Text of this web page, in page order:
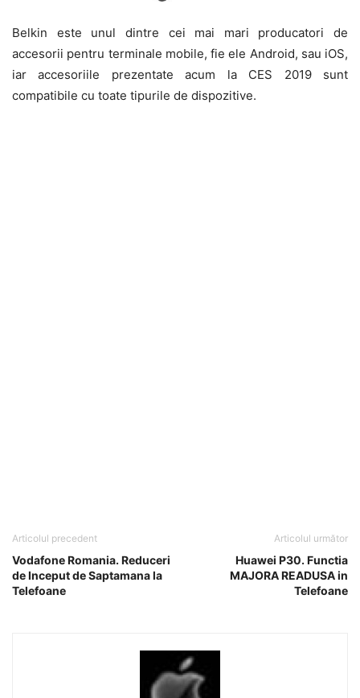
Belkin este unul dintre cei mai mari producatori de
accesorii pentru terminale mobile, fie ele Android, sau iOS,
iar accesoriile prezentate acum la CES 2019 sunt
compatibile cu toate tipurile de dispozitive.
Articolul precedent
Vodafone Romania. Reduceri
de Inceput de Saptamana la
Telefoane
Articolul următor
Huawei P30. Functia
MAJORA READUSA in
Telefoane